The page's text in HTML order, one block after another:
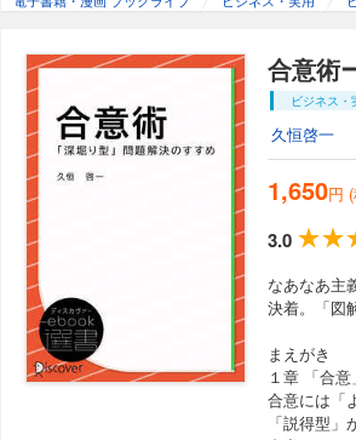
合意術
ビジネス・
久恒啓一
1,650円
3.0
なあなあ主
決着。「図
まえがき
１章 「合
合意には「
「説得型